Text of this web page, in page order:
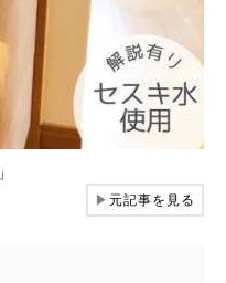
▶元記事を見る